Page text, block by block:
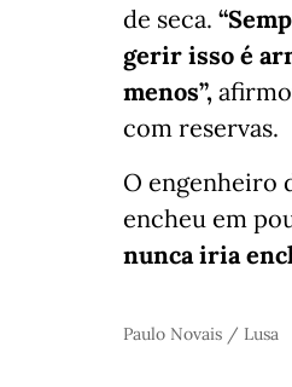
de seca.
gerir isso é
menos”,
com reservas.
O engenheiro
encheu em
nunca iria
Paulo Novais / Lusa